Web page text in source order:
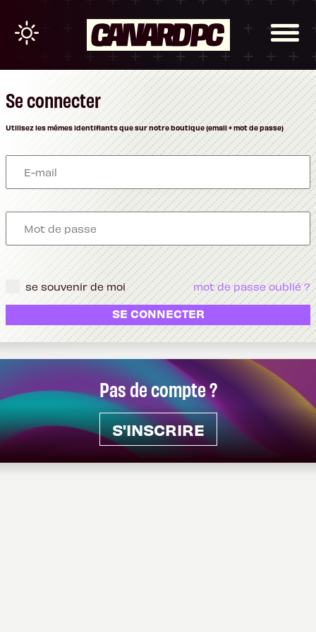
Pas de compte ?
S'INSCRIRE
Se connecter
Utilisez les mêmes identifiants que sur notre boutique (email + mot de passe)
se souvenir de moi mot de passe oublié ?
SE CONNECTER